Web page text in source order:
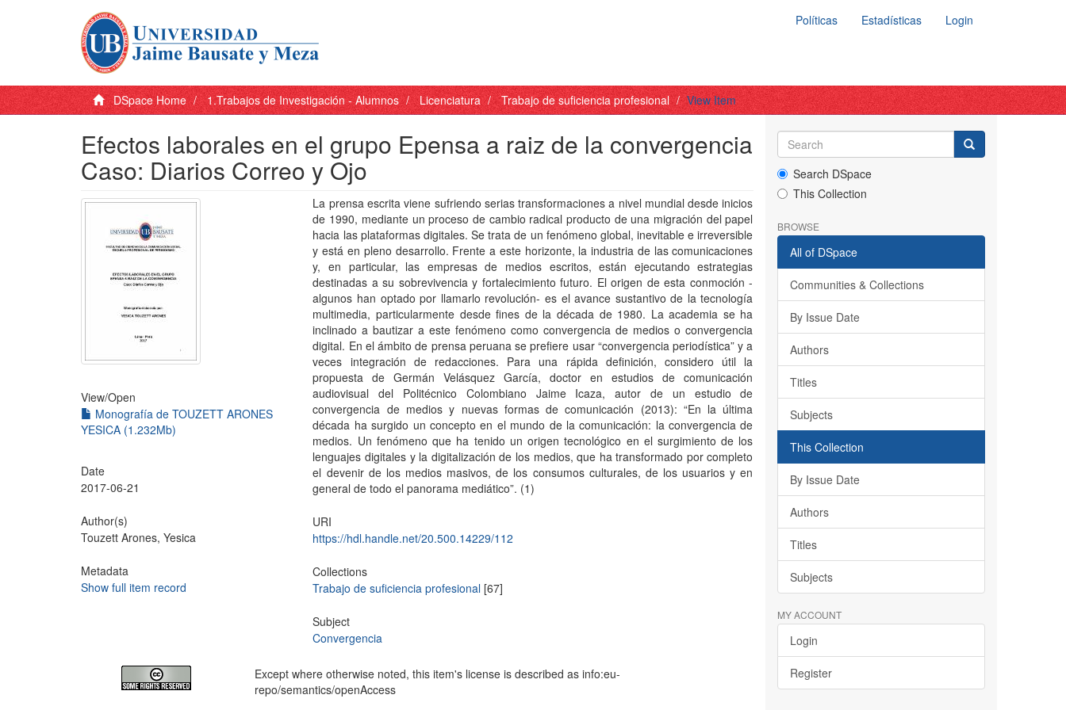
Políticas Estadísticas Login
DSpace Home 1.Trabajos de Investigación - Alumnos Licenciatura Trabajo de suficiencia profesional View Item
Efectos laborales en el grupo Epensa a raiz de la convergencia
Caso: Diarios Correo y Ojo
View/Open
Monografía de TOUZETT ARONES
YESICA (1.232Mb)
Date
2017-06-21
Author(s)
Touzett Arones, Yesica
Metadata
Show full item record
La prensa escrita viene sufriendo serias transformaciones a nivel mundial desde inicios
de 1990, mediante un proceso de cambio radical producto de una migración del papel
hacia las plataformas digitales. Se trata de un fenómeno global, inevitable e irreversible
y está en pleno desarrollo. Frente a este horizonte, la industria de las comunicaciones
y, en particular, las empresas de medios escritos, están ejecutando estrategias
destinadas a su sobrevivencia y fortalecimiento futuro. El origen de esta conmoción -
algunos han optado por llamarlo revolución- es el avance sustantivo de la tecnología
multimedia, particularmente desde fines de la década de 1980. La academia se ha
inclinado a bautizar a este fenómeno como convergencia de medios o convergencia
digital. En el ámbito de prensa peruana se prefiere usar “convergencia periodística” y a
veces integración de redacciones. Para una rápida definición, considero útil la
propuesta de Germán Velásquez García, doctor en estudios de comunicación
audiovisual del Politécnico Colombiano Jaime Icaza, autor de un estudio de
convergencia de medios y nuevas formas de comunicación (2013): “En la última
década ha surgido un concepto en el mundo de la comunicación: la convergencia de
medios. Un fenómeno que ha tenido un origen tecnológico en el surgimiento de los
lenguajes digitales y la digitalización de los medios, que ha transformado por completo
el devenir de los medios masivos, de los consumos culturales, de los usuarios y en
general de todo el panorama mediático”. (1)
URI
https://hdl.handle.net/20.500.14229/112
Collections
Trabajo de suficiencia profesional [67]
Subject
Convergencia
Except where otherwise noted, this item's license is described as info:eu-
repo/semantics/openAccess
Search DSpace
This Collection
BROWSE
All of DSpace
Communities & Collections
By Issue Date
Authors
Titles
Subjects
This Collection
By Issue Date
Authors
Titles
Subjects
MY ACCOUNT
Login
Register